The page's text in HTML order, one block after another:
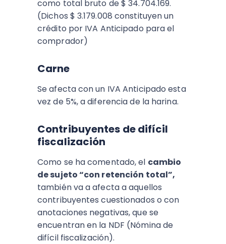
como total bruto de $ 34.704.169.
(Dichos $ 3.179.008 constituyen un
crédito por IVA Anticipado para el
comprador)
Carne
Se afecta con un IVA Anticipado esta
vez de 5%, a diferencia de la harina.
Contribuyentes de difícil
fiscalización
Como se ha comentado, el cambio
de sujeto “con retención total”,
también va a afecta a aquellos
contribuyentes cuestionados o con
anotaciones negativas, que se
encuentran en la NDF (Nómina de
difícil fiscalización).